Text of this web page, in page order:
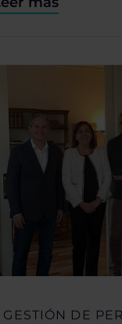
GESTIÓN DE